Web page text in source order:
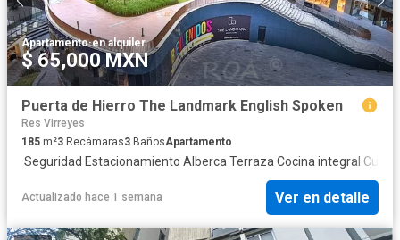
Apartamento·en alquiler
$ 65,000 MXN
Puerta de Hierro The Landmark English Spoken
Res Virreyes
185 m²3 Recámaras3 BañosApartamento
·Seguridad·Estacionamiento·Alberca·Terraza·Cocina integral·
Actualizado hace 1 semana Ver en detalle